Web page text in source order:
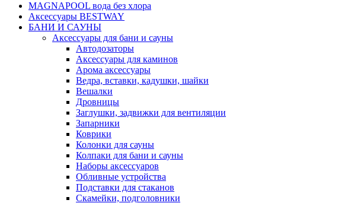
MAGNAPOOL вода без хлора
Аксессуары BESTWAY
БАНИ И САУНЫ
Аксессуары для бани и сауны
Автодозаторы
Аксессуары для каминов
Арома аксессуары
Ведра, вставки, кадушки, шайки
Вешалки
Дровницы
Заглушки, задвижки для вентиляции
Запарники
Коврики
Колонки для сауны
Колпаки для бани и сауны
Наборы аксессуаров
Обливные устройства
Подставки для стаканов
Скамейки, подголовники